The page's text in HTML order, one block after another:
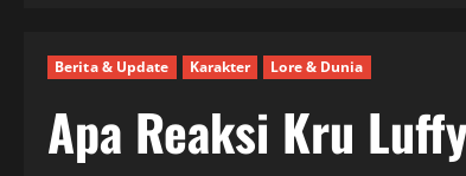
Berita & Update Karakter Lore & Dunia
Apa Reaksi Kru